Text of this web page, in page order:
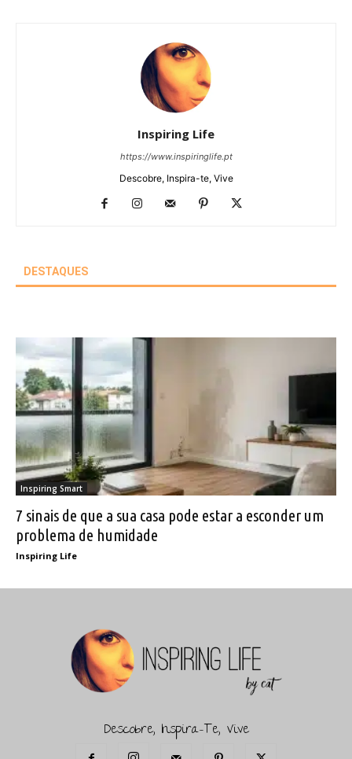
Inspiring Life
https://www.inspiringlife.pt
Descobre, Inspira-te, Vive
DESTAQUES
Inspiring Smart
7 sinais de que a sua casa pode estar a esconder um
problema de humidade
Inspiring Life
Descobre, Inspira-Te, Vive